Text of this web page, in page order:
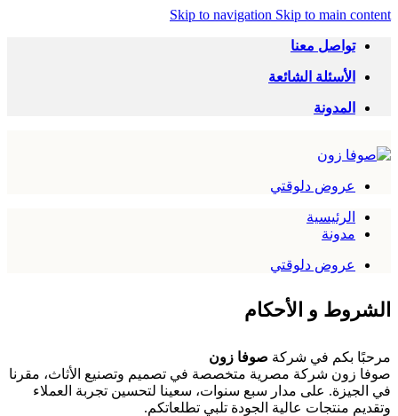
Skip to navigation Skip to main content
تواصل معنا
الأسئلة الشائعة
المدونة
عروض دلوقتي
الرئيسية
مدونة
عروض دلوقتي
الشروط و الأحكام
مرحبًا بكم في شركة صوفا زون
صوفا زون شركة مصرية متخصصة في تصميم وتصنيع الأثاث، مقرنا
في الجيزة. على مدار سبع سنوات، سعينا لتحسين تجربة العملاء
وتقديم منتجات عالية الجودة تلبي تطلعاتكم.